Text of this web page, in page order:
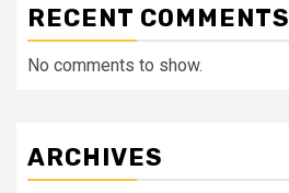
RECENT COMMENTS
No comments to show.
ARCHIVES